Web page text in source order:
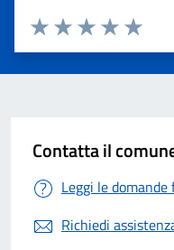
Valuta
Valuta 4
Valuta 3 stelle
Valuta 2 stelle su 5
Valuta 1 stelle su 5
Contatta il
Leggi le
Richiedi